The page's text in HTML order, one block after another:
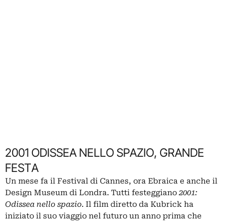
2001 ODISSEA NELLO SPAZIO, GRANDE
FESTA
Un mese fa il Festival di Cannes, ora Ebraica e anche il
Design Museum di Londra. Tutti festeggiano 2001:
Odissea nello spazio. Il film diretto da Kubrick ha
iniziato il suo viaggio nel futuro un anno prima che